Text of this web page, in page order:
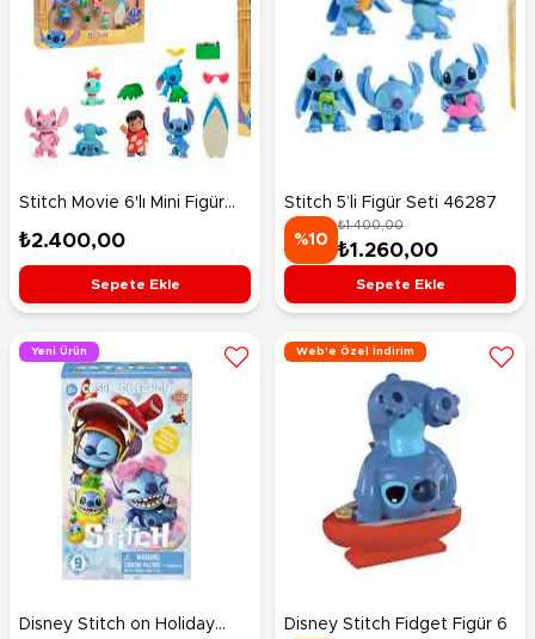
Stitch Movie 6'lı Mini Figür
₺2.400,00
Sepete Ekle
Stitch 5’li Figür Seti 46287
%10
₺1.400,00
₺1.260,00
Sepete Ekle
Yeni Ürün
Disney Stitch on Holiday
Web'e Özel İndirim
Disney Stitch Fidget Figür 6